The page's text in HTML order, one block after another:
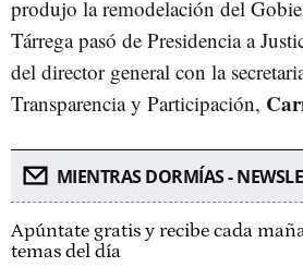
produjo la remodelación del
Tárrega pasó de Presidencia a
del director general con la
Transparencia y Participación,
MIENTRAS DORMÍAS -
Apúntate gratis y recibe cada
temas del día